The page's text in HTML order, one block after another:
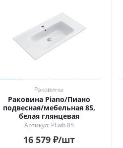
Раковины
Раковина Piano/Пиано
подвесная/мебельная 85,
белая глянцевая
Артикул: PI.wb.85
16 579₽/шт